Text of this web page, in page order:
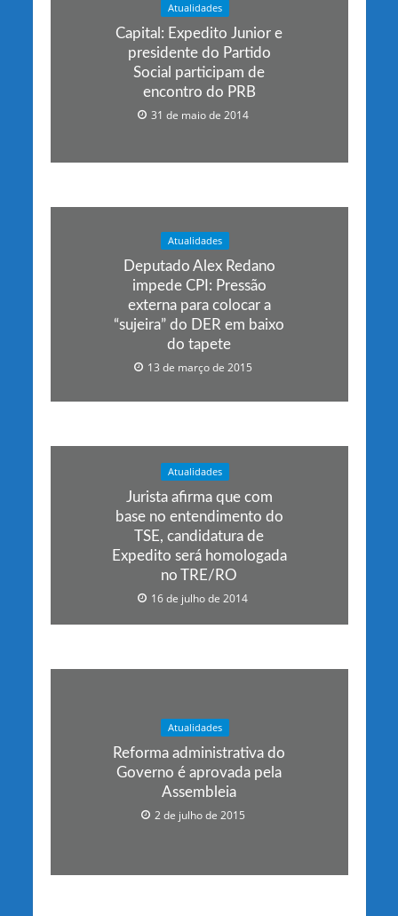
Atualidades
Capital: Expedito Junior e
presidente do Partido
Social participam de
encontro do PRB
31 de maio de 2014
Atualidades
Deputado Alex Redano
impede CPI: Pressão
externa para colocar a
“sujeira” do DER em baixo
do tapete
13 de março de 2015
Atualidades
Jurista afirma que com
base no entendimento do
TSE, candidatura de
Expedito será homologada
no TRE/RO
16 de julho de 2014
Atualidades
Reforma administrativa do
Governo é aprovada pela
Assembleia
2 de julho de 2015